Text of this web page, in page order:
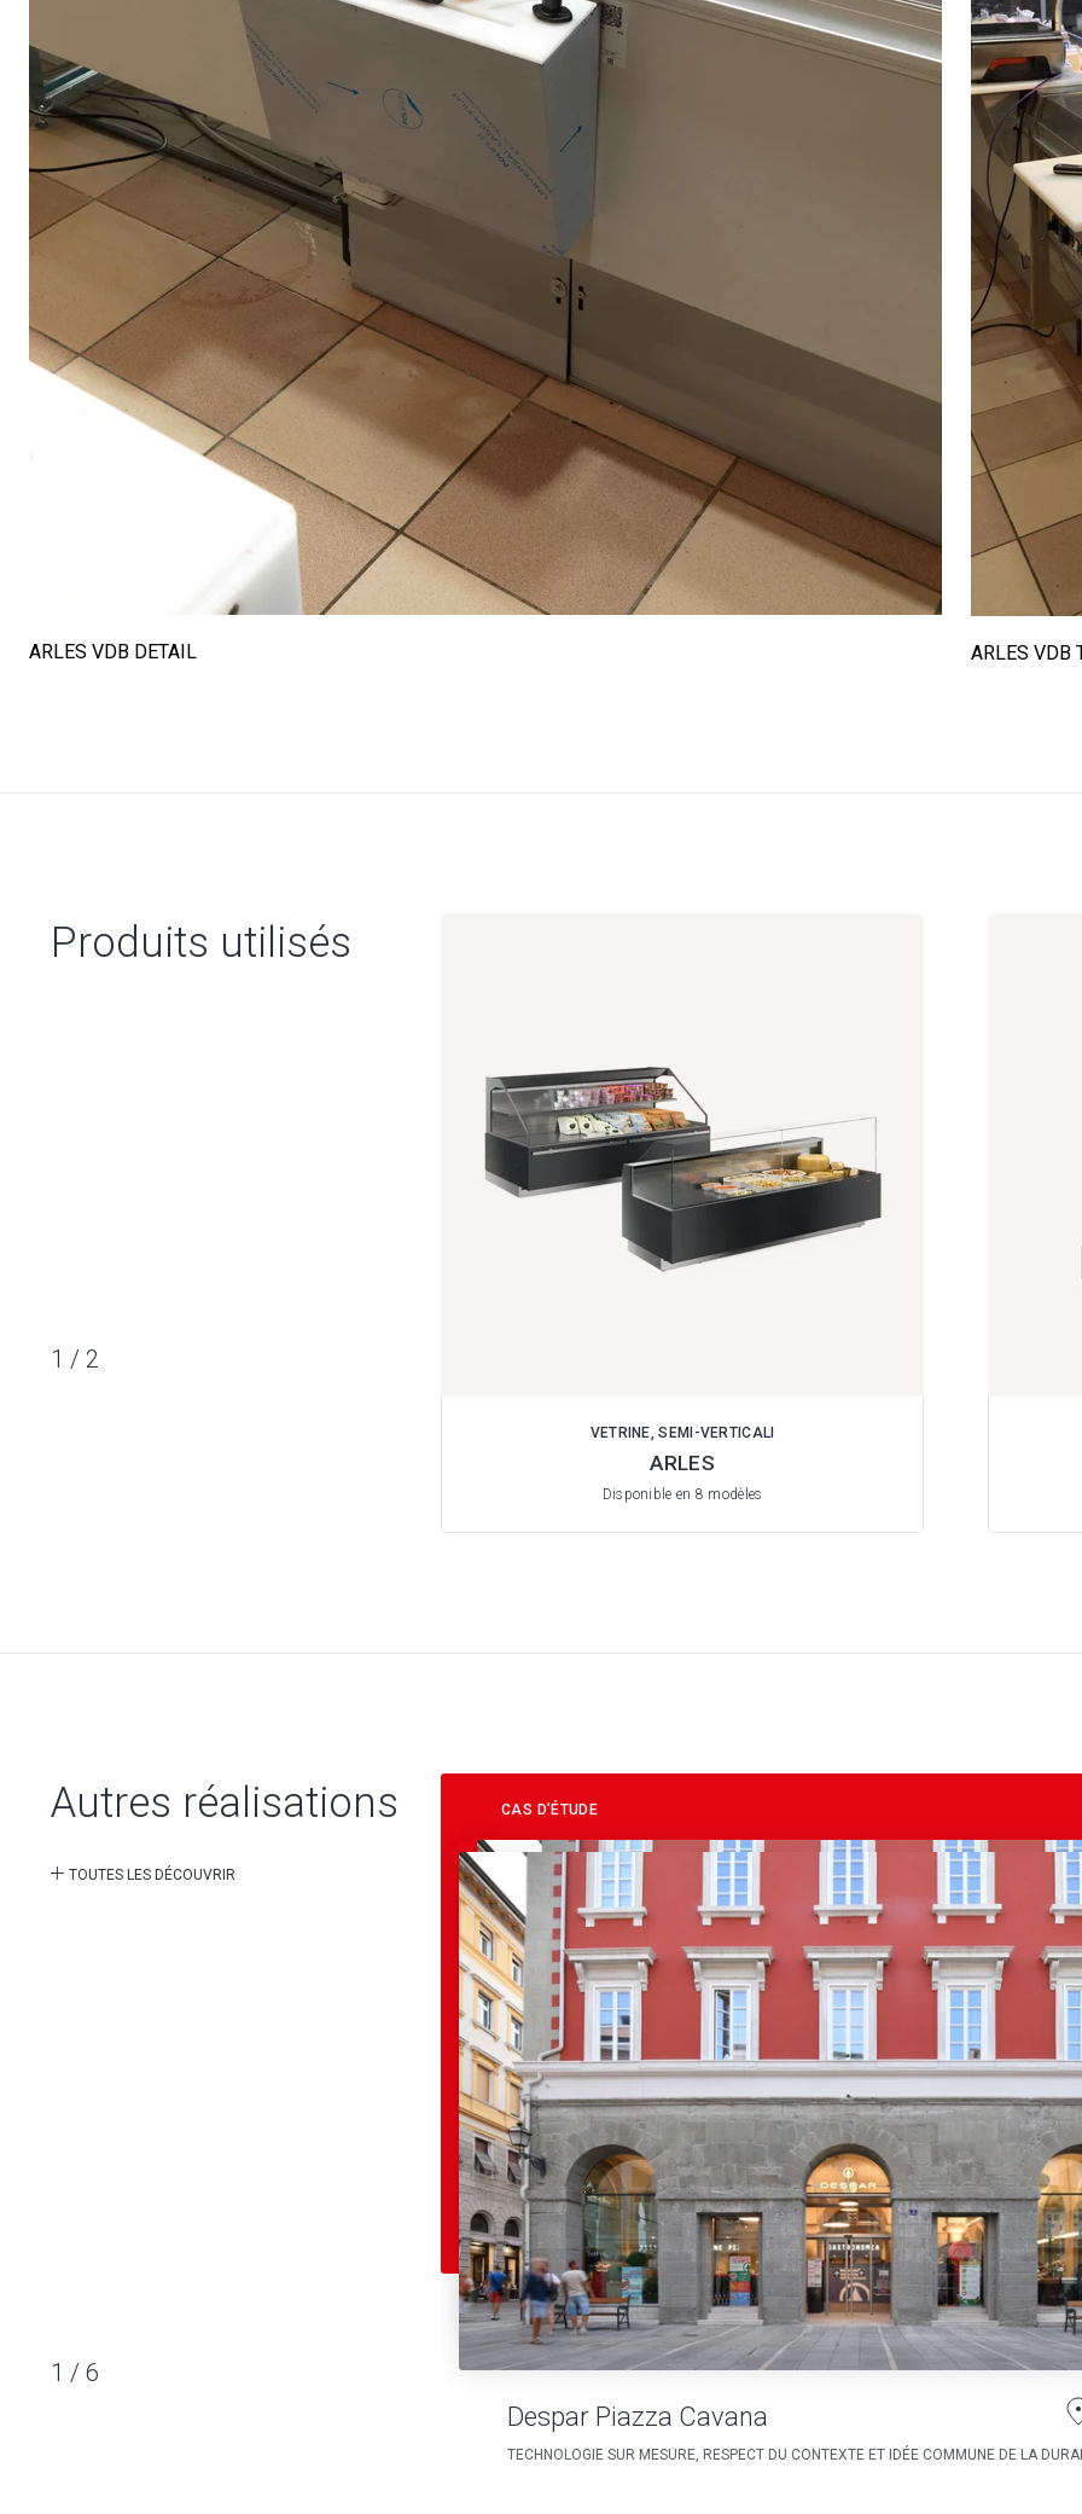
ARLES VDB DETAIL ARLES VDB
Produits utilisés
1 / 2
VETRINE, SEMI-VERTICALI
ARLES
Disponible en 8 modèles
Autres réalisations
TOUTES LES DÉCOUVRIR
1 / 6
CAS D’ÉTUDE
Despar Piazza Cavana
TECHNOLOGIE SUR MESURE, RESPECT DU CONTEXTE ET IDÉE COMMUNE DE LA